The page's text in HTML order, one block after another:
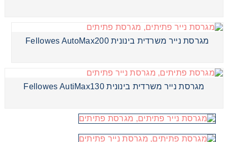
מגרסת נייר משרדית בינונית Fellowes AutoMax200
מגרסת נייר משרדית בינונית Fellowes AutiMax130